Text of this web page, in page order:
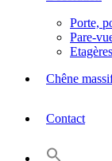
Porte,
Pare-
Chêne
Contact